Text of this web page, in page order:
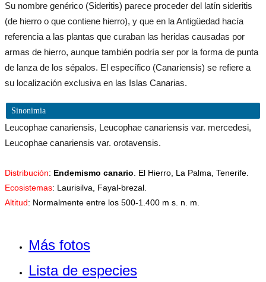
Su nombre genérico (Sideritis) parece proceder del latín sideritis
(de hierro o que contiene hierro), y que en la Antigüedad hacía
referencia a las plantas que curaban las heridas causadas por
armas de hierro, aunque también podría ser por la forma de punta
de lanza de los sépalos. El específico (Canariensis) se refiere a
su localización exclusiva en las Islas Canarias.
Sinonimia
Leucophae canariensis, Leucophae canariensis var. mercedesi,
Leucophae canariensis var. orotavensis.
Distribución: Endemismo canario . El Hierro, La Palma, Tenerife.
Ecosistemas: Laurisilva, Fayal-brezal.
Altitud: Normalmente entre los 500-1.400 m s. n. m.
Más fotos
Lista de especies